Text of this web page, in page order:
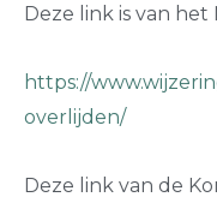
Deze link is van het
https://
overlijden/
Deze link van de